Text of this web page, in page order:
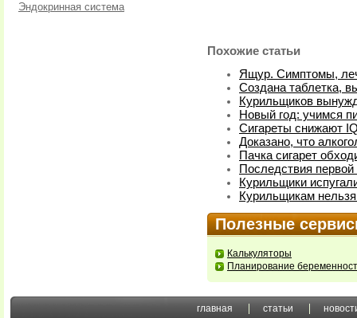
Эндокринная система
Похожие статьи
Ящур. Симптомы,
Создана таблетка,
Курильщиков
Новый год: учимся
Сигареты снижают
Доказано, что
Пачка сигарет
Последствия первой
Курильщики
Курильщикам
Полезные
Калькуляторы
Планирование
главная статьи